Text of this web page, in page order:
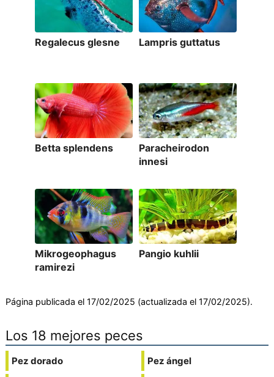
Regalecus glesne Lampris guttatus
Betta splendens
Paracheirodon
innesi
Mikrogeophagus
ramirezi
Pangio kuhlii
Página publicada el 17/02/2025 (actualizada el 17/02/2025).
Los 18 mejores peces
Pez dorado
Pez ángel